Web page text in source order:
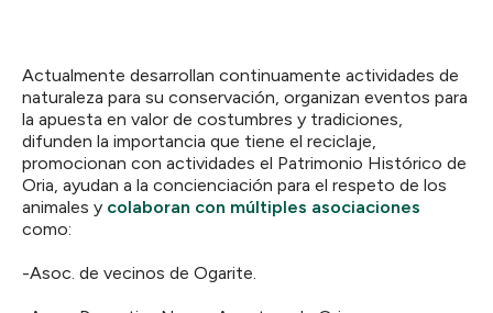
Actualmente desarrollan continuamente actividades de
naturaleza para su conservación, organizan eventos para
la apuesta en valor de costumbres y tradiciones,
difunden la importancia que tiene el reciclaje,
promocionan con actividades el Patrimonio Histórico de
Oria, ayudan a la concienciación para el respeto de los
animales y colaboran con múltiples asociaciones
como:
-Asoc. de vecinos de Ogarite.